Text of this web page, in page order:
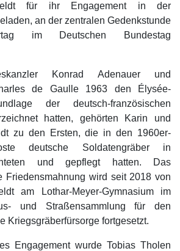
für ihr Engagement in der
an der zentralen Gedenkstunde
im Deutschen Bundestag
Konrad Adenauer und
de Gaulle 1963 den Élysée-
der deutsch-französischen
hatten, gehörten Karin und
zu den Ersten, die in den 1960er-
deutsche Soldatengräber in
und gepflegt hatten. Das
Friedensmahnung wird seit 2018 von
am Lothar-Meyer-Gymnasium im
und Straßensammlung für den
Kriegsgräberfürsorge fortgesetzt.
Engagement wurde Tobias Tholen